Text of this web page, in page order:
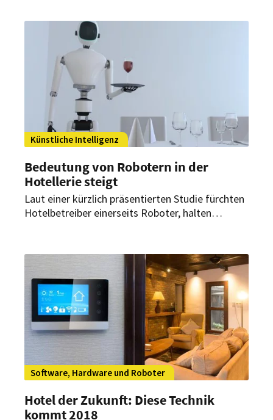
Lösungen, um ihren Kunden
modernste Kommunikations- und
Buchungsmöglichkeiten anzubieten.
Künstliche Intelligenz
Bedeutung von Robotern in der
Hotellerie steigt
Laut einer kürzlich präsentierten Studie fürchten
Hotelbetreiber einerseits Roboter, halten
Software, Hardware und Roboter
Hotel der Zukunft: Diese Technik
kommt 2018